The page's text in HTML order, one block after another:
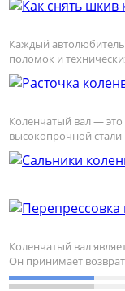
Каждый
поломок и
Коленчатый вал —
высокопрочной стали
Коленчатый вал
Он принимает